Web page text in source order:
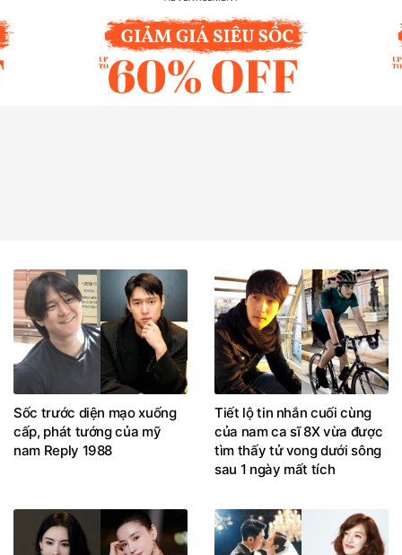
Sốc trước diện mạo xuống
cấp, phát tướng của mỹ
nam Reply 1988
Tiết lộ tin nhắn cuối cùng
của nam ca sĩ 8X vừa được
tìm thấy tử vong dưới sông
sau 1 ngày mất tích